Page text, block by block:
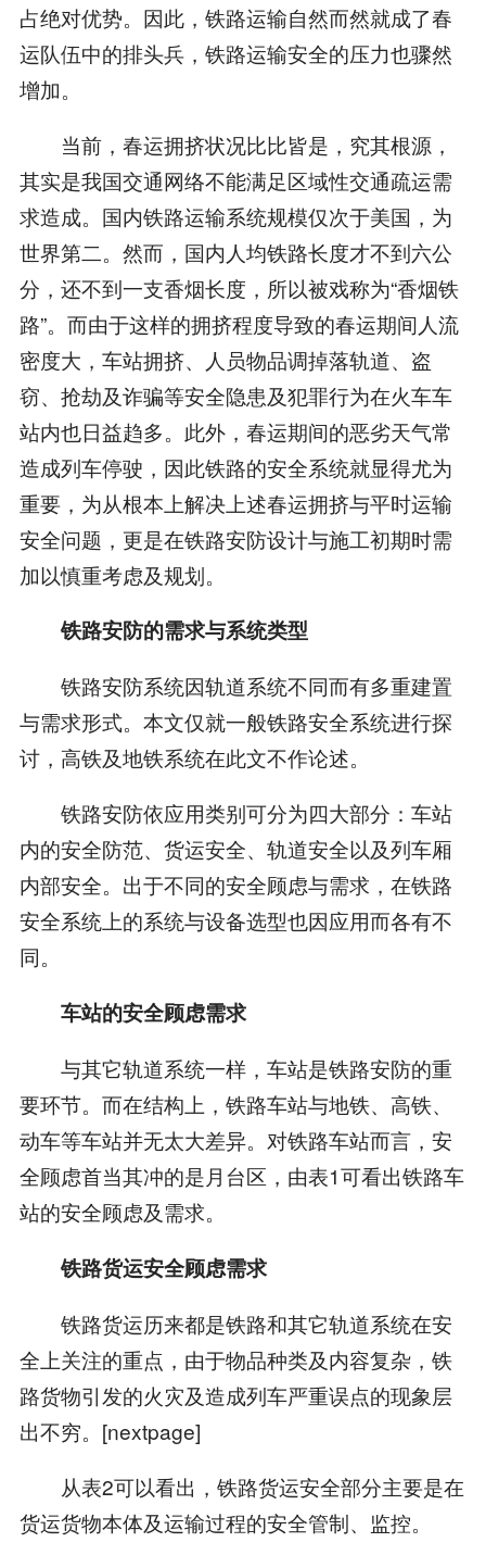
占绝对优势。因此，铁路运输自然而然就成了春
运队伍中的排头兵，铁路运输安全的压力也骤然
增加。
当前，春运拥挤状况比比皆是，究其根源，
其实是我国交通网络不能满足区域性交通疏运需
求造成。国内铁路运输系统规模仅次于美国，为
世界第二。然而，国内人均铁路长度才不到六公
分，还不到一支香烟长度，所以被戏称为“香烟铁
路”。而由于这样的拥挤程度导致的春运期间人流
密度大，车站拥挤、人员物品调掉落轨道、盗
窃、抢劫及诈骗等安全隐患及犯罪行为在火车车
站内也日益趋多。此外，春运期间的恶劣天气常
造成列车停驶，因此铁路的安全系统就显得尤为
重要，为从根本上解决上述春运拥挤与平时运输
安全问题，更是在铁路安防设计与施工初期时需
加以慎重考虑及规划。
铁路安防的需求与系统类型
铁路安防系统因轨道系统不同而有多重建置
与需求形式。本文仅就一般铁路安全系统进行探
讨，高铁及地铁系统在此文不作论述。
铁路安防依应用类别可分为四大部分：车站
内的安全防范、货运安全、轨道安全以及列车厢
内部安全。出于不同的安全顾虑与需求，在铁路
安全系统上的系统与设备选型也因应用而各有不
同。
车站的安全顾虑需求
与其它轨道系统一样，车站是铁路安防的重
要环节。而在结构上，铁路车站与地铁、高铁、
动车等车站并无太大差异。对铁路车站而言，安
全顾虑首当其冲的是月台区，由表1可看出铁路车
站的安全顾虑及需求。
铁路货运安全顾虑需求
铁路货运历来都是铁路和其它轨道系统在安
全上关注的重点，由于物品种类及内容复杂，铁
路货物引发的火灾及造成列车严重误点的现象层
出不穷。[nextpage]
从表2可以看出，铁路货运安全部分主要是在
货运货物本体及运输过程的安全管制、监控。